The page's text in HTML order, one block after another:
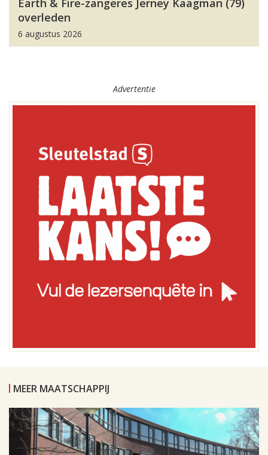
Earth & Fire-zangeres Jerney Kaagman (79)
overleden
6 augustus 2026
Advertentie
MEER MAATSCHAPPIJ